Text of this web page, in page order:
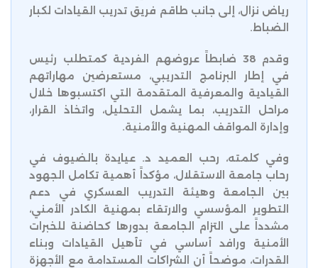
رياض نزال، إلى جانب طاقم فريق تدريب القيادات لكبار
الضباط.
وقدم 38 ضابطاً عروضهم الفردية كمتطلب رئيس
في إطار البرنامج التدريبي، مستعرضين مهاراتهم
القيادية والمعرفية المتقدمة التي اكتسبوها خلال
مراحل التدريب، بما يشمل التحليل، واتخاذ القرار،
وإدارة المواقف المهنية والأمنية.
وفي كلمته، رحب العميد د. عيايدة بالضيوف في
رحاب جامعة الاستقلال، مؤكداً أهمية تكامل الجهود
بين الجامعة وهيئة التدريب العسكري في دعم
التطوير المؤسسي والارتقاء بمهنية الكادر الأمني،
مشدداً على التزام الجامعة بدورها كحاضنة للخبرات
الأمنية ورافد أساسي في تأهيل القيادات وبناء
القدرات، موضحاً أن الشراكات المستدامة مع الأجهزة